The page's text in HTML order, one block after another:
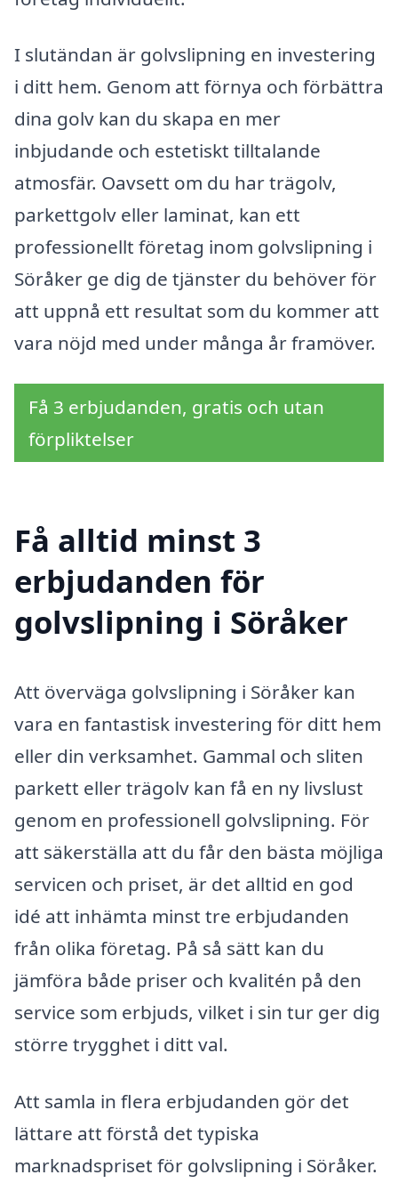
I slutändan är golvslipning en investering
i ditt hem. Genom att förnya och förbättra
dina golv kan du skapa en mer
inbjudande och estetiskt tilltalande
atmosfär. Oavsett om du har trägolv,
parkettgolv eller laminat, kan ett
professionellt företag inom golvslipning i
Söråker ge dig de tjänster du behöver för
att uppnå ett resultat som du kommer att
vara nöjd med under många år framöver.
Få 3 erbjudanden, gratis och utan
förpliktelser
Få alltid minst 3
erbjudanden för
golvslipning i Söråker
Att överväga golvslipning i Söråker kan
vara en fantastisk investering för ditt hem
eller din verksamhet. Gammal och sliten
parkett eller trägolv kan få en ny livslust
genom en professionell golvslipning. För
att säkerställa att du får den bästa möjliga
servicen och priset, är det alltid en god
idé att inhämta minst tre erbjudanden
från olika företag. På så sätt kan du
jämföra både priser och kvalitén på den
service som erbjuds, vilket i sin tur ger dig
större trygghet i ditt val.
Att samla in flera erbjudanden gör det
lättare att förstå det typiska
marknadspriset för golvslipning i Söråker.